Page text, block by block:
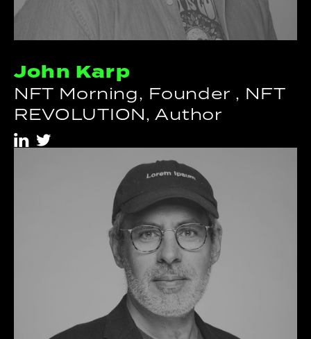
John Karp
NFT Morning, Founder , NFT
REVOLUTION, Author
i t